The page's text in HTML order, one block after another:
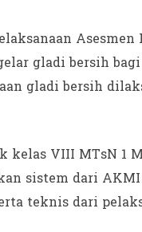
gladi bersih
gladi bersih
kelas VIII MTsN
sistem dari
teknis dari